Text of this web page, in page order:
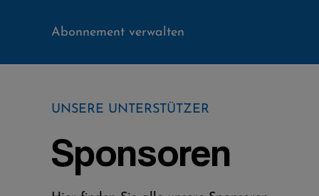
Abonnement verwalten
UNSERE UNTERSTÜTZER
Sponsoren